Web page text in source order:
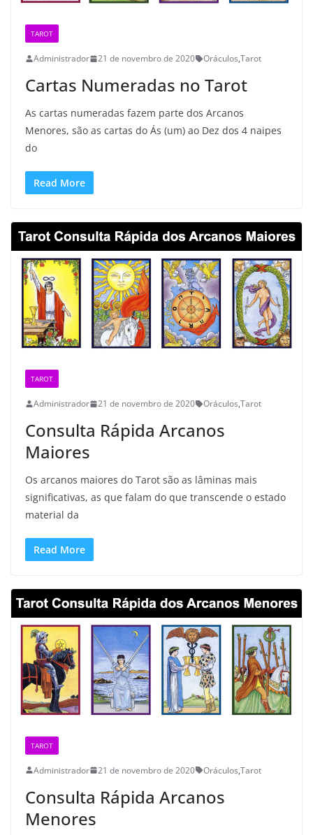
TAROT
Administrador 21 de novembro de 2020 Oráculos,Tarot
Cartas Numeradas no Tarot
As cartas numeradas fazem parte dos Arcanos
Menores, são as cartas do Ás (um) ao Dez dos 4 naipes
do
Read More
TAROT
Administrador 21 de novembro de 2020 Oráculos,Tarot
Consulta Rápida Arcanos
Maiores
Os arcanos maiores do Tarot são as lâminas mais
significativas, as que falam do que transcende o estado
material da
Read More
TAROT
Administrador 21 de novembro de 2020 Oráculos,Tarot
Consulta Rápida Arcanos
Menores